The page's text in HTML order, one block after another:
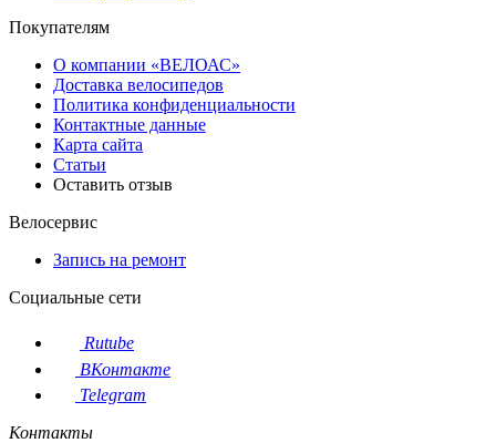
Покупателям
О компании «ВЕЛОАС»
Доставка велосипедов
Политика конфиденциальности
Контактные данные
Карта сайта
Статьи
Оставить отзыв
Велосервис
Запись на ремонт
Социальные сети
Rutube
ВКонтакте
Telegram
Контакты